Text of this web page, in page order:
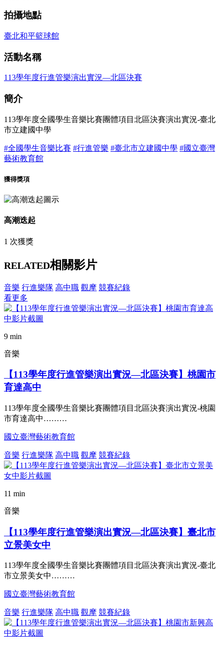
拍攝地點
臺北和平籃球館
活動名稱
113學年度行進管樂演出實況—北區決賽
簡介
113學年度全國學生音樂比賽團體項目北區決賽演出實況-臺北
市立建國中學
#全國學生音樂比賽 #行進管樂 #臺北市立建國中學 #國立臺灣
藝術教育館
獲得獎項
高潮迭起
1 次獲獎
RELATED相關影片
音樂 行進樂隊 高中職 觀摩 競賽紀錄
看更多
9 min
音樂
【113學年度行進管樂演出實況—北區決賽】桃園市
育達高中
113學年度全國學生音樂比賽團體項目北區決賽演出實況-桃園
市育達高中………
國立臺灣藝術教育館
音樂 行進樂隊 高中職 觀摩 競賽紀錄
11 min
音樂
【113學年度行進管樂演出實況—北區決賽】臺北市
立景美女中
113學年度全國學生音樂比賽團體項目北區決賽演出實況-臺北
市立景美女中………
國立臺灣藝術教育館
音樂 行進樂隊 高中職 觀摩 競賽紀錄